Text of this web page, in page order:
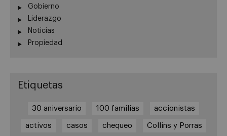
Gobierno
Liderazgo
Noticias
Propiedad
Etiquetas
30 aniversario 100 familias accionistas
activos casos chequeo Collins y Porras